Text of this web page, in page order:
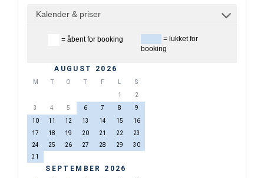
Kalender & priser
= åbent for booking
= lukket for
booking
AUGUST 2026
M T O T F L
S
1
2
3
4 5 6 7 8
9
10
11 12 13 14 15
16
17
18 19 20 21 22
23
24
25 26 27 28 29
30
31
SEPTEMBER 2026